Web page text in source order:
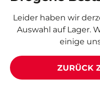
Leider haben wir
Auswahl auf Lager.
einige
ZURÜCK